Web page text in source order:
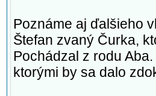
Poznáme aj ďalšieho
Štefan zvaný Čurka,
Pochádzal z rodu
ktorými by sa dalo